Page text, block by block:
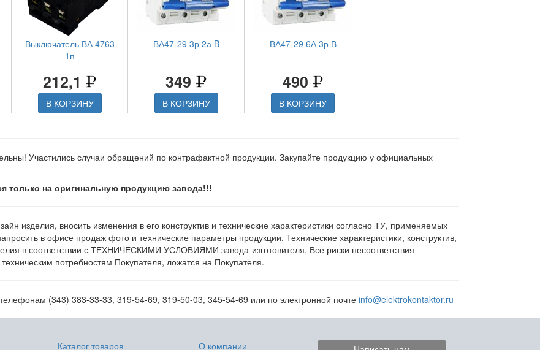
Выключатель ВА 4763
1п
212,1
В КОРЗИНУ
ВА47-29 3р 2а B
349
В КОРЗИНУ
ВА47-29 6А 3р В
490
В КОРЗИНУ
Участились случаи обращений по контрафактной продукции. Закупайте продукцию у официальных
только на оригинальную продукцию завода!!!
изделия, вносить изменения в его конструктив и технические характеристики согласно ТУ, применяемых
в офисе продаж фото и технические параметры продукции. Технические характеристики, конструктив,
в соответствии с ТЕХНИЧЕСКИМИ УСЛОВИЯМИ завода-изготовителя. Все риски несоответствия
потребностям Покупателя, ложатся на Покупателя.
(343) 383-33-33, 319-54-69, 319-50-03, 345-54-69 или по электронной почте info@elektrokontaktor.ru
Каталог товаров О компании